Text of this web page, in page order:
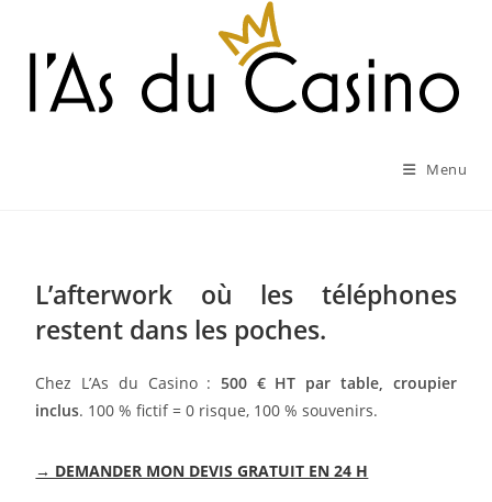
Menu
L’afterwork où les téléphones
restent dans les poches.
Chez L’As du Casino : 500 € HT par table, croupier
inclus. 100 % fictif = 0 risque, 100 % souvenirs.
→ DEMANDER MON DEVIS GRATUIT EN 24 H